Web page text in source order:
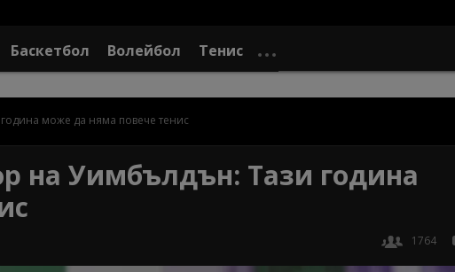
Баскетбол Волейбол Тенис
може да няма повече тенис
на Уимбълдън: Тази година
1764